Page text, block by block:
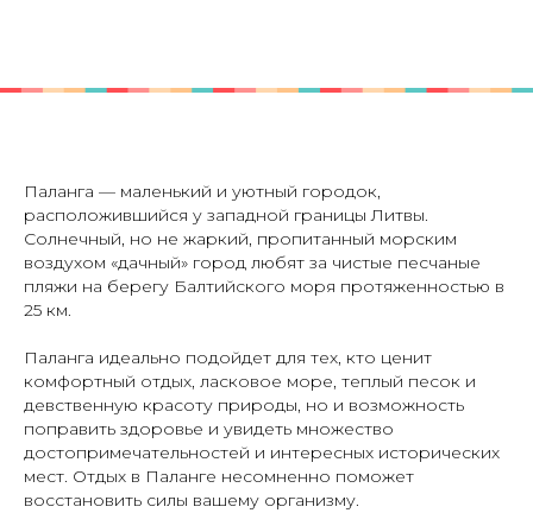
Паланга — маленький и уютный городок,
расположившийся у западной границы Литвы.
Солнечный, но не жаркий, пропитанный морским
воздухом «дачный» город любят за чистые песчаные
пляжи на берегу Балтийского моря протяженностью в
25 км.
Паланга идеально подойдет для тех, кто ценит
комфортный отдых, ласковое море, теплый песок и
девственную красоту природы, но и возможность
поправить здоровье и увидеть множество
достопримечательностей и интересных исторических
мест. Отдых в Паланге несомненно поможет
восстановить силы вашему организму.